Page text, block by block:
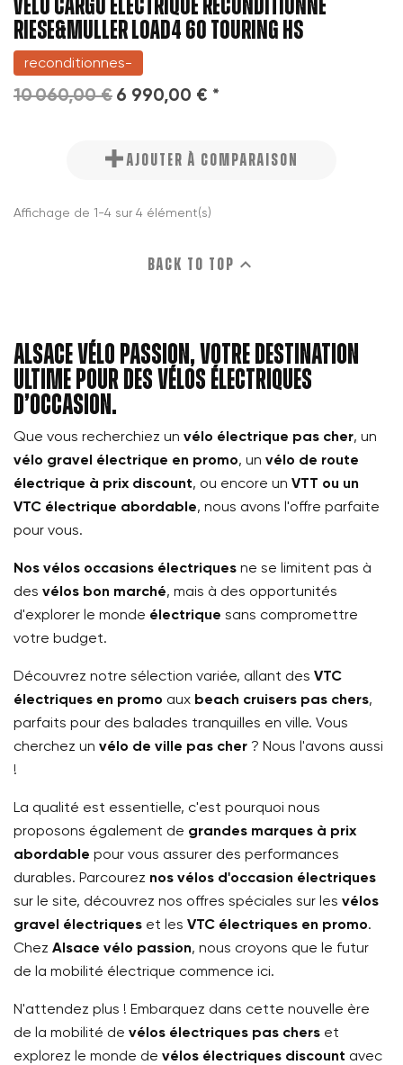
VELO CARGO ELECTRIQUE RECONDITIONNE
RIESE&MULLER LOAD4 60 TOURING HS
reconditionnes-
10 060,00 € 6 990,00 € *
AJOUTER À COMPARAISON
Affichage de 1-4 sur 4 élément(s)
Back to top 
Alsace vélo passion, votre destination
ultime pour des vélos électriques
d’occasion.
Que vous recherchiez un vélo électrique pas cher, un
vélo gravel électrique en promo, un vélo de route
électrique à prix discount, ou encore un VTT ou un
VTC électrique abordable, nous avons l'offre parfaite
pour vous.
Nos vélos occasions électriques ne se limitent pas à
des vélos bon marché, mais à des opportunités
d'explorer le monde électrique sans compromettre
votre budget.
Découvrez notre sélection variée, allant des VTC
électriques en promo aux beach cruisers pas chers,
parfaits pour des balades tranquilles en ville. Vous
cherchez un vélo de ville pas cher ? Nous l'avons aussi
!
La qualité est essentielle, c'est pourquoi nous
proposons également de grandes marques à prix
abordable pour vous assurer des performances
durables. Parcourez nos vélos d'occasion électriques
sur le site, découvrez nos offres spéciales sur les vélos
gravel électriques et les VTC électriques en promo.
Chez Alsace vélo passion, nous croyons que le futur
de la mobilité électrique commence ici.
N'attendez plus ! Embarquez dans cette nouvelle ère
de la mobilité de vélos électriques pas chers et
explorez le monde de vélos électriques discount avec